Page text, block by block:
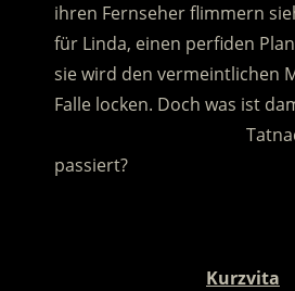
ihren Fernseher flimmern
für Linda, einen perfiden
sie wird den vermeintlichen
Falle locken. Doch was ist
passiert?
Kurzvita